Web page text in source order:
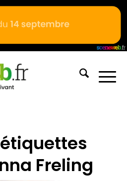
Freling